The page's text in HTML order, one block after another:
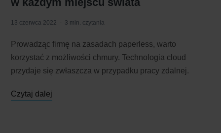
13 czerwca 2022 3 min. czytania
Prowadząc firmę na zasadach paperless, warto
korzystać z możliwości chmury. Technologia cloud
przydaje się zwłaszcza w przypadku pracy zdalnej.
Czytaj dalej